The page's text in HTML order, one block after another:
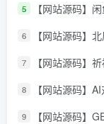
5 【网站源码】
6 【网站源码】
7 【网站源码】
8 【网站源码】
9 【网站源码】